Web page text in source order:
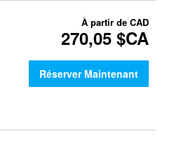
À partir de CAD
270,05 $CA
Réserver Maintenant